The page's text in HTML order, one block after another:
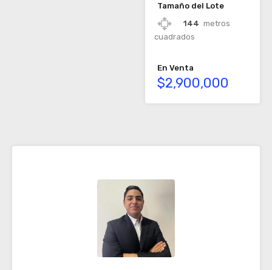
Tamaño del Lote
144 metros
cuadrados
En Venta
$2,900,000